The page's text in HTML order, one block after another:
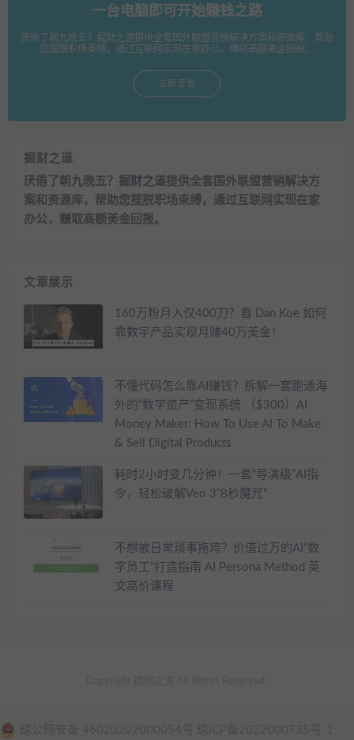
一台电脑即可开始赚钱之路
厌倦了朝九晚五？掘财之道提供全套国外联盟营销解决方案和资源库，帮助
您摆脱职场束缚，通过互联网实现在家办公，赚取高额美金回报。
立即查看
掘财之道
厌倦了朝九晚五？ 掘财之道提供全套国外联盟营销解决方
案和资源库，帮助您摆脱职场束缚，通过互联网实现在家
办公，赚取高额美金回报。
文章展示
160万粉月入仅400刀？看 Dan Koe 如何
靠数字产品实现月赚40万美金！
不懂代码怎么靠AI赚钱？拆解一套跑通海
外的“数字资产”变现系统 （$300）AI
Money Maker: How To Use AI To Make
& Sell Digital Products
耗时2小时变几分钟！一套“导演级”AI指
令，轻松破解Veo 3“8秒魔咒”
不想被日常琐事拖垮？价值过万的AI“数
字员工”打造指南 AI Persona Method 英
文高价课程